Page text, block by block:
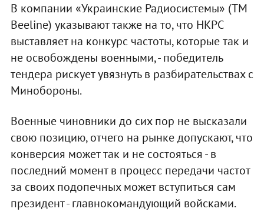
В компании «Украинские Радиосистемы» (ТМ
Beeline) указывают также на то, что НКРС
выставляет на конкурс частоты, которые так и
не освобождены военными, - победитель
тендера рискует увязнуть в разбирательствах с
Минобороны.
Военные чиновники до сих пор не высказали
свою позицию, отчего на рынке допускают, что
конверсия может так и не состояться - в
последний момент в процесс передачи частот
за своих подопечных может вступиться сам
президент - главнокомандующий войсками.